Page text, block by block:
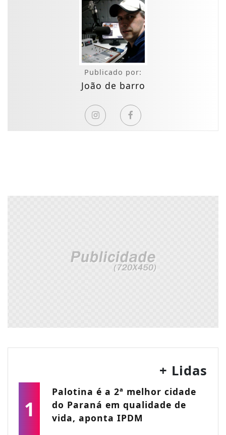
Publicado por:
João de barro
+ Lidas
1
Palotina é a 2ª melhor cidade
do Paraná em qualidade de
vida, aponta IPDM